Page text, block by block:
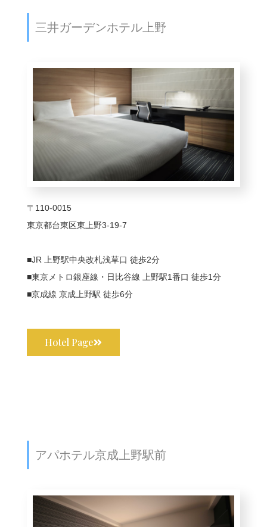
三井ガーデンホテル上野
〒110-0015
東京都台東区東上野3-19-7
■JR 上野駅中央改札浅草口 徒歩2分
■東京メトロ銀座線・日比谷線 上野駅1番口 徒歩1分
■京成線 京成上野駅 徒歩6分
Hotel Page
アパホテル京成上野駅前